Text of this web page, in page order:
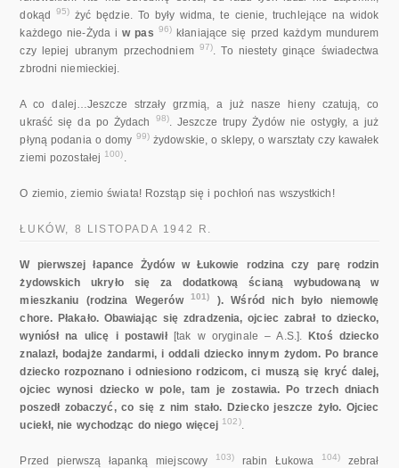
dokąd
95) żyć będzie. To były widma, te cienie, truchlejące na widok
każdego nie-Żyda iw pas 96)
kłaniające się przed każdym mundurem
czy lepiej ubranym przechodniem 97). To niestety ginące świadectwa
zbrodni niemieckiej.
A co dalej…Jeszcze strzały grzmią, a już nasze hieny czatują, co
ukraść się da po Żydach
98). Jeszcze trupy Żydów nie ostygły, a już
płyną podania o domy 99)żydowskie, o sklepy, o warsztaty czy kawałek
ziemi pozostałej 100).
O ziemio, ziemio świata! Rozstąp się i pochłoń nas wszystkich!
ŁUKÓW, 8 LISTOPADA 1942 R.
W pierwszej łapance Żydów w Łukowie rodzina czy parę rodzin
żydowskich ukryło się za dodatkową ścianą wybudowaną w
mieszkaniu (rodzina Wegerów101)
). Wśród nich było niemowlę
chore. Płakało. Obawiając się zdradzenia, ojciec zabrał to dziecko,
wyniósł na ulicę i postawił[tak w oryginale – A.S.].
Ktoś dziecko
znalazł, bodajże żandarmi, i oddali dziecko innym żydom. Po brance
dziecko rozpoznano i odniesiono rodzicom, ci muszą się kryć dalej,
ojciec wynosi dziecko w pole, tam je zostawia. Po trzech dniach
poszedł zobaczyć, co się z nim stało. Dziecko jeszcze żyło. Ojciec
uciekł, nie wychodząc do niego więcej 102).
Przed pierwszą łapanką miejscowy 103) rabin Łukowa 104)
zebrał